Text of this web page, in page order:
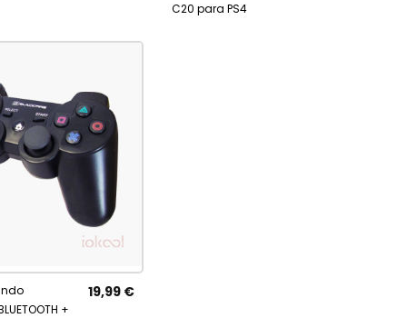
C20 para PS4
+
19,99 €